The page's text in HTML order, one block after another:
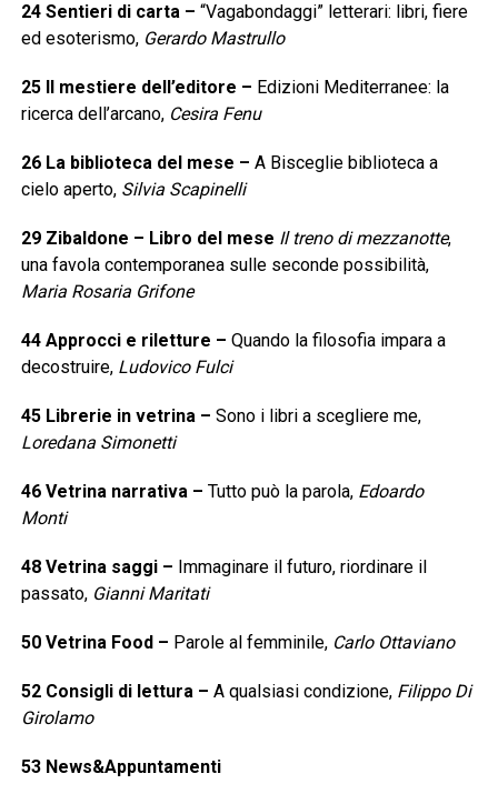
24 Sentieri di carta– “Vagabondaggi” letterari: libri, fiere
ed esoterismo, Gerardo Mastrullo
25 Il mestiere dell’editore – Edizioni Mediterranee: la
ricerca dell’arcano, Cesira Fenu
26 La biblioteca del mese – A Bisceglie biblioteca a
cielo aperto, Silvia Scapinelli
29 Zibaldone – Libro del mese Il treno di mezzanotte,
una favola contemporanea sulle seconde possibilità,
Maria Rosaria Grifone
44 Approcci e riletture – Quando la filosofia impara a
decostruire, Ludovico Fulci
45 Librerie in vetrina– Sono i libri a scegliere me,
Loredana Simonetti
46 Vetrina narrativa– Tutto può la parola, Edoardo
Monti
48 Vetrina saggi– Immaginare il futuro, riordinare il
passato, Gianni Maritati
50 Vetrina Food – Parole al femminile, Carlo Ottaviano
52 Consigli di lettura– A qualsiasi condizione, Filippo Di
Girolamo
53 News&Appuntamenti